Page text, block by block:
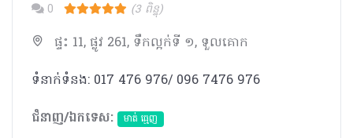
0 (3 ពិន្ទុ)
ផ្ទះ 11, ផ្លូវ 261, ទឹកល្អក់ទី ១, ទួលគោក
ទំនាក់ទំនង: 017 476 976/ 096 7476 976
ជំនាញ/ឯកទេស:
មាត់ ធ្មេញ